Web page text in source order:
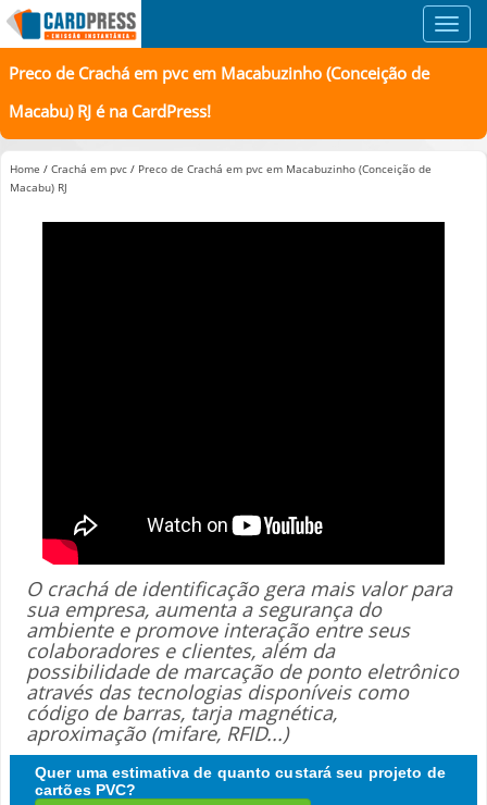
Preco de Crachá em pvc em Macabuzinho (Conceição de
Macabu) RJ é na CardPress!
Home / Crachá em pvc / Preco de Crachá em pvc em Macabuzinho (Conceição de
Macabu) RJ
O crachá de identificação gera mais valor para
sua empresa, aumenta a segurança do
ambiente e promove interação entre seus
colaboradores e clientes, além da
possibilidade de marcação de ponto eletrônico
através das tecnologias disponíveis como
código de barras, tarja magnética,
aproximação (mifare, RFID...)
Quer uma estimativa de quanto custará seu projeto de
cartões PVC?